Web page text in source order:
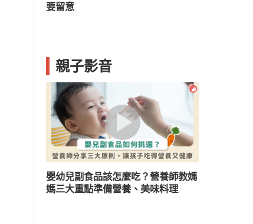
要留意
親子影音
嬰幼兒副食品該怎麼吃？營養師教媽
媽三大重點準備營養、美味料理